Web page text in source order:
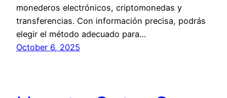
monederos electrónicos, criptomonedas y
transferencias. Con información precisa, podrás
elegir el método adecuado para…
October 6, 2025